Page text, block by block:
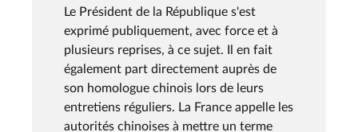
Le Président de la République s'est
exprimé publiquement, avec force et à
plusieurs reprises, à ce sujet. Il en fait
également part directement auprès de
son homologue chinois lors de leurs
entretiens réguliers. La France appelle les
autorités chinoises à mettre un terme